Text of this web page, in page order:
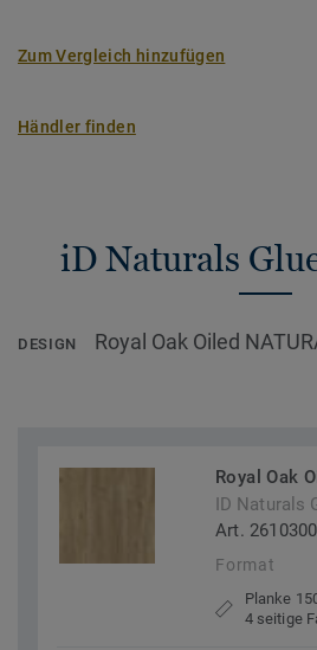
Zum Vergleich hinzufügen
Händler finden
iD Naturals
DESIGN Royal Oak Oiled
Royal Oak
ID Naturals
Art.
Format
Planke
4 seitige